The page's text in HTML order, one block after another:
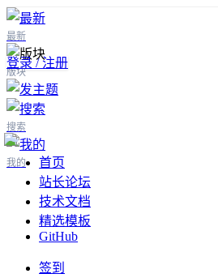
最新
版块
搜索
我的
登录 / 注册
首页
站长论坛
技术文档
精选模板
GitHub
签到